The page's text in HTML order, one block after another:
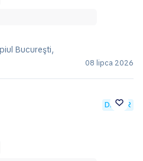
Bucureşti,
08 lipca 2026
DEALER